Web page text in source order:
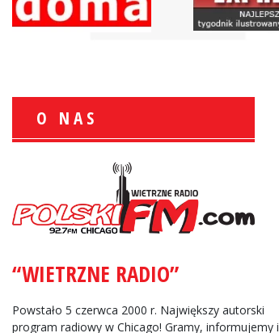
O NAS
“WIETRZNE RADIO”
Powstało 5 czerwca 2000 r. Największy autorski
program radiowy w Chicago! Gramy, informujemy i
Sport Polonijny
Zbigniew Wojewnik: